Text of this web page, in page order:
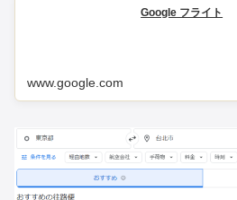
Google フライト
www.google.com